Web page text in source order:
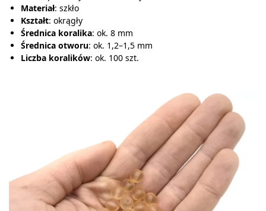
Materiał: szkło
Kształt: okrągły
Średnica koralika: ok. 8 mm
Średnica otworu: ok. 1,2–1,5 mm
Liczba koralików: ok. 100 szt.